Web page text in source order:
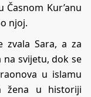
Kur’anu
njoj.
zvala Sara, a za
na svijetu, dok se
u islamu
žena u historiji